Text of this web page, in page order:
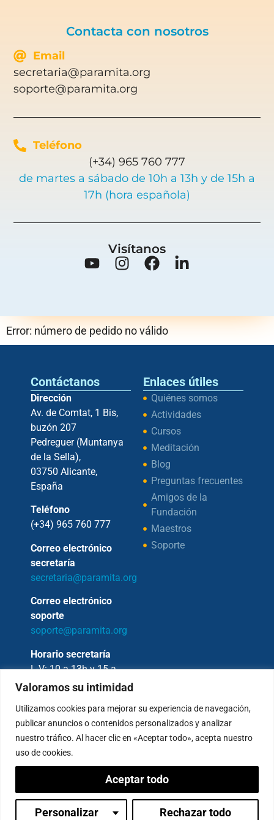
Valoramos su intimidad
Utilizamos cookies para mejorar su experiencia de navegación,
publicar anuncios o contenidos personalizados y analizar
nuestro tráfico. Al hacer clic en «Aceptar todo», acepta nuestro
uso de cookies.
Personalizar Rechazar todo
Aceptar todo
Contacta con nosotros
Email
secretaria@paramita.org
soporte@paramita.org
Teléfono
(+34) 965 760 777
de martes a sábado de 10h a 13h y de 15h a
17h (hora española)
Visítanos
Error: número de pedido no válido
Contáctanos
Dirección
Av. de Comtat, 1 Bis,
buzón 207
Pedreguer (Muntanya
de la Sella),
03750 Alicante,
España
Teléfono
(+34) 965 760 777
Correo electrónico
secretaría
secretaria@paramita.org
Correo electrónico
soporte
soporte@paramita.org
Horario secretaría
L-V: 10 a 13h y 15 a
17h
Enlaces útiles
Quiénes somos
Actividades
Cursos
Meditación
Blog
Preguntas frecuentes
Amigos de la
Fundación
Maestros
Soporte
Copyright © 2026 – Fundación Sakya –
Reservados todos los derechos.
— AVISO LEGAL —
Política de Privacidad
Condiciones de Pagos